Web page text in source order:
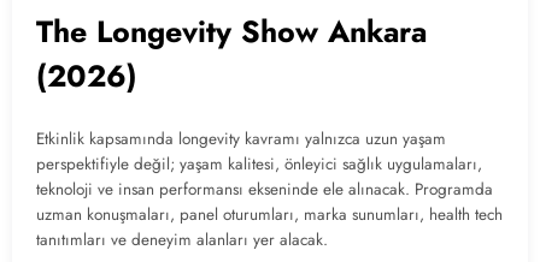
The Longevity Show Ankara
(2026)
Etkinlik kapsamında longevity kavramı yalnızca uzun yaşam
perspektifiyle değil; yaşam kalitesi, önleyici sağlık uygulamaları,
teknoloji ve insan performansı ekseninde ele alınacak. Programda
uzman konuşmaları, panel oturumları, marka sunumları, health tech
tanıtımları ve deneyim alanları yer alacak.